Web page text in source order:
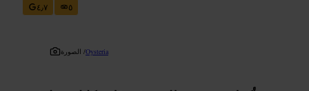
٤٫٧
٥
الصورة /Oysteria